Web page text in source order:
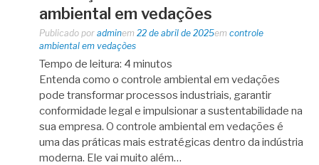
ambiental em vedações
Publicado por adminem 22 de abril de 2025em controle
ambiental em vedações
Tempo de leitura: 4 minutos
Entenda como o controle ambiental em vedações
pode transformar processos industriais, garantir
conformidade legal e impulsionar a sustentabilidade na
sua empresa. O controle ambiental em vedações é
uma das práticas mais estratégicas dentro da indústria
moderna. Ele vai muito além…